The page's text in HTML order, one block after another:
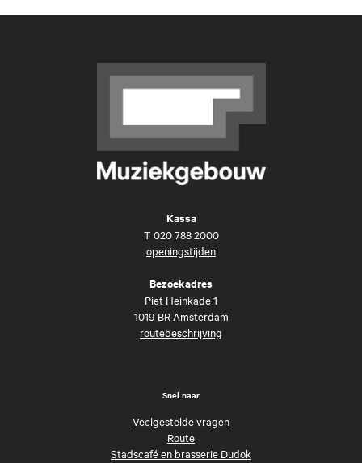
Kassa
T 020 788 2000
openingstijden
Bezoekadres
Piet Heinkade 1
1019 BR Amsterdam
routebeschrijving
Snel naar
Veelgestelde vragen
Route
Stadscafé en brasserie Dudok